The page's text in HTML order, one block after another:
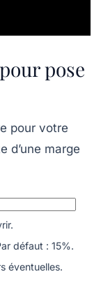
pose
pour votre
d’une marge
défaut : 15%.
éventuelles.